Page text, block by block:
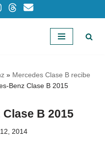
» Mercedes Clase B recibe
Benz Clase B 2015
B 2015
2014